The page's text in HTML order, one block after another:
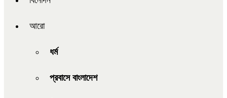
আরো
ধর্ম
প্রবাসে বাংলাদেশ